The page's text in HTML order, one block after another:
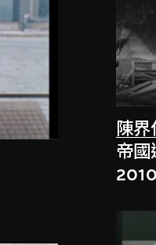
陳界
帝
2010